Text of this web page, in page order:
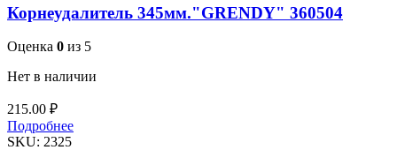
Корнеудалитель 345мм."GRENDY" 360504
Оценка 0 из 5
Нет в наличии
215.00 ₽
Подробнее
SKU: 2325